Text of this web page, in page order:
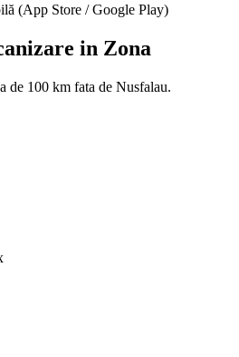
(App Store / Google Play)
in Zona
de 100 km fata de Nusfalau.